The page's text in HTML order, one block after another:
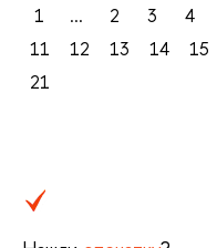
1 ... 2 3 4
11
12 13 14 15
21